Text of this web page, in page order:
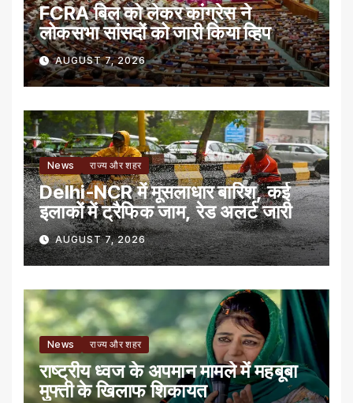
FCRA बिल को लेकर कांग्रेस ने
लोकसभा सांसदों को जारी किया व्हिप
AUGUST 7, 2026
News राज्य और शहर
Delhi-NCR में मूसलाधार बारिश, कई
इलाकों में ट्रैफिक जाम, रेड अलर्ट जारी
AUGUST 7, 2026
News राज्य और शहर
राष्ट्रीय ध्वज के अपमान मामले में महबूबा
मुफ्ती के खिलाफ शिकायत